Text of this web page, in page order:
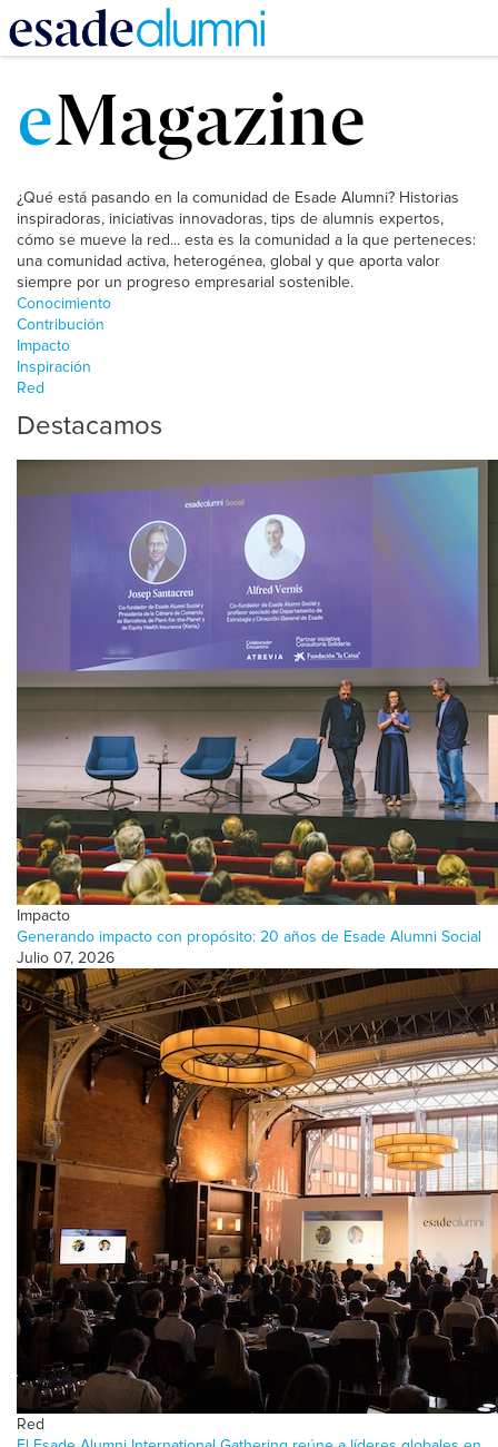
contenido
principal
eMagazine
¿Qué está pasando en la comunidad de Esade Alumni? Historias
inspiradoras, iniciativas innovadoras, tips de alumnis expertos,
cómo se mueve la red... esta es la comunidad a la que perteneces:
una comunidad activa, heterogénea, global y que aporta valor
siempre por un progreso empresarial sostenible.
Conocimiento
Contribución
Impacto
Inspiración
Red
Destacamos
Impacto
Generando impacto con propósito: 20 años de Esade Alumni Social
Julio 07, 2026
Red